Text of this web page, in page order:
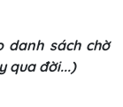
danh sách chờ
qua đời...)